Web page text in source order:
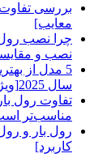
بررسی تفاوت
معایب]
چرا نصب رول
نصب و
5 مدل از
سال 2025[ویژگی ها]
تفاوت رول
مناسب‌تر
رول بار و
کاربرد]